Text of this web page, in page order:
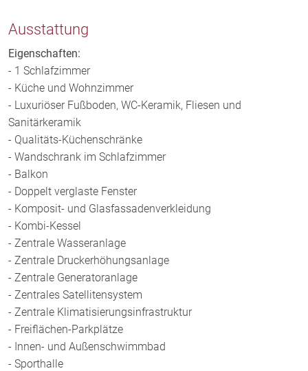
Ausstattung
Eigenschaften:
- 1 Schlafzimmer
- Küche und Wohnzimmer
- Luxuriöser Fußboden, WC-Keramik, Fliesen und
Sanitärkeramik
- Qualitäts-Küchenschränke
- Wandschrank im Schlafzimmer
- Balkon
- Doppelt verglaste Fenster
- Komposit- und Glasfassadenverkleidung
- Kombi-Kessel
- Zentrale Wasseranlage
- Zentrale Druckerhöhungsanlage
- Zentrale Generatoranlage
- Zentrales Satellitensystem
- Zentrale Klimatisierungsinfrastruktur
- Freiflächen-Parkplätze
- Innen- und Außenschwimmbad
- Sporthalle